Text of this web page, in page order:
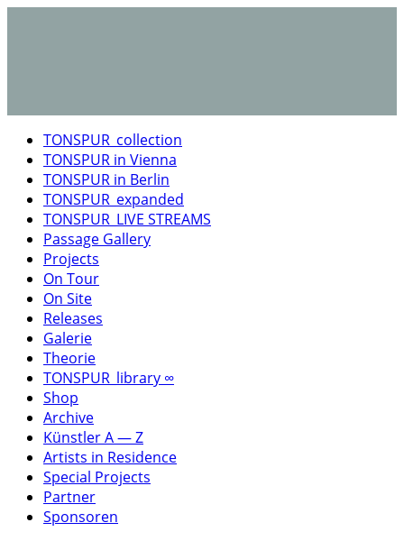
TONSPUR_collection
TONSPUR in Vienna
TONSPUR in Berlin
TONSPUR_expanded
TONSPUR_LIVE STREAMS
Passage Gallery
Projects
On Tour
On Site
Releases
Galerie
Theorie
TONSPUR_library ∞
Shop
Archive
Künstler A — Z
Artists in Residence
Special Projects
Partner
Sponsoren